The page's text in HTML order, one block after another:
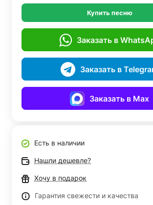
Купить песню
Заказать в
Заказать в
Заказать в Max
Есть в наличии
Нашли дешевле?
Хочу в подарок
Гарантия свежести и качества